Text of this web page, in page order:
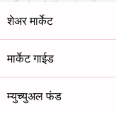
शेअर मार्केट
मार्केट गाईड
म्युच्युअल फंड